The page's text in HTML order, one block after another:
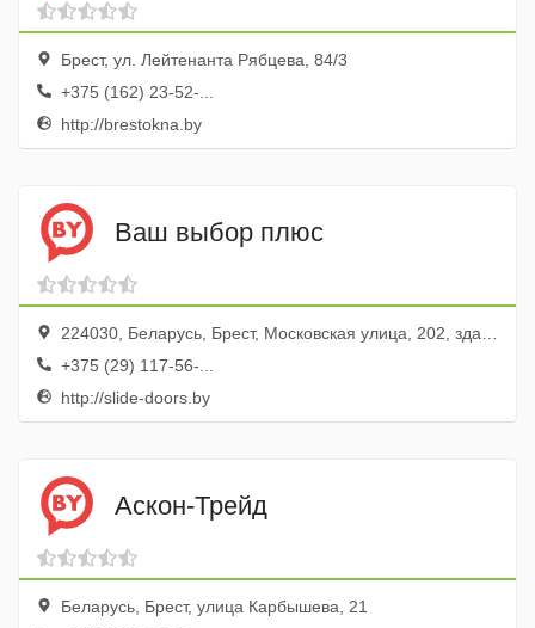
Брест, ул. Лейтенанта Рябцева, 84/3
+375 (162) 23-52-...
http://brestokna.by
Ваш выбор плюс
224030, Беларусь, Брест, Московская улица, 202, здание Научно-технологического Парка, эт. 3
+375 (29) 117-56-...
http://slide-doors.by
Аскон-Трейд
Беларусь, Брест, улица Карбышева, 21